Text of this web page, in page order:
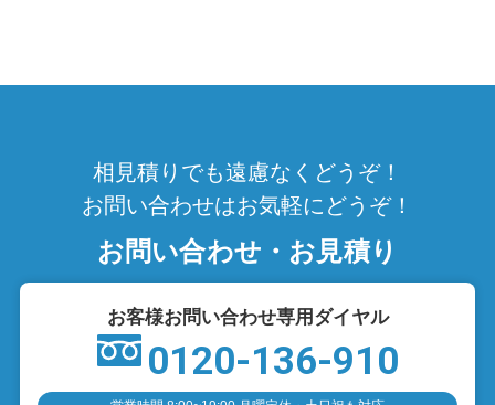
相見積りでも遠慮なくどうぞ！
お問い合わせはお気軽にどうぞ！
お問い合わせ・お見積り
お客様お問い合わせ専用ダイヤル
0120-136-910